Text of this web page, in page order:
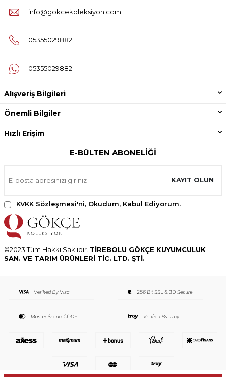
info@gokcekoleksiyon.com
05355029882
05355029882
Alışveriş Bilgileri
Önemli Bilgiler
Hızlı Erişim
E-BÜLTEN ABONELIĞI
KAYIT OLUN
KVKK Sözleşmesi'ni, Okudum, Kabul Ediyorum.
©2023 Tüm Hakkı Saklıdır. TİREBOLU GÖKÇE KUYUMCULUK
SAN. VE TARIM ÜRÜNLERİ TİC. LTD. ŞTİ.